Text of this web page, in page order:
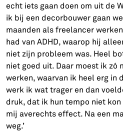
echt iets gaan doen om uit de
ik bij een decorbouwer gaan
maanden als freelancer
had van ADHD, waarop hij
niet zijn probleem was. Heel
niet goed uit. Daar moest ik zó
werken, waarvan ik heel erg in
werk ik wat trager en dan
druk, dat ik hun tempo niet
mij averechts effect. Na een
weg.’